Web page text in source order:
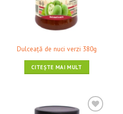
Dulceaţă de nuci verzi 380g
CITEȘTE MAI MULT